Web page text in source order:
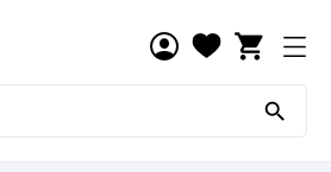
shopping_cart
